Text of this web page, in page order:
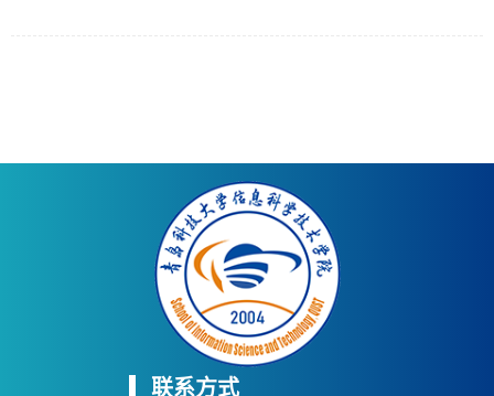
联系方式